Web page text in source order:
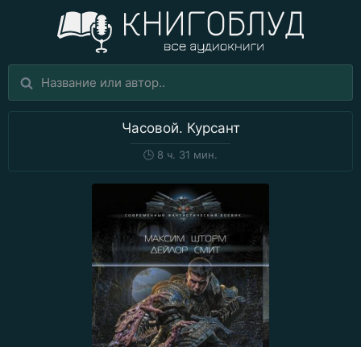
Часовой. Курсант
🕒 8 ч. 31 мин.